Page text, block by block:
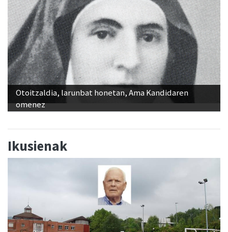
Otoitzaldia, larunbat honetan, Ama Kandidaren
omenez
Ikusienak